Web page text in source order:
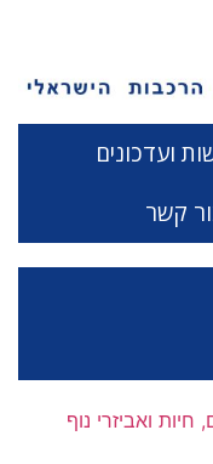
ועדכונים
קשר
חיות ואביזרי נוף